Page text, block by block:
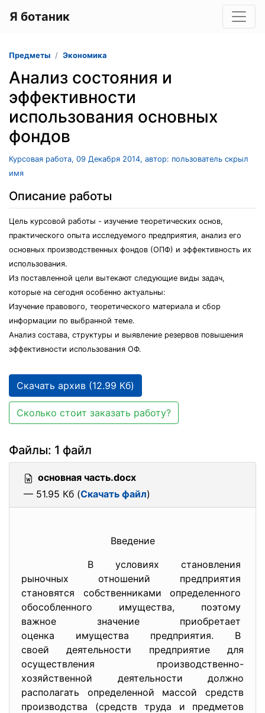
Я ботаник
Предметы Экономика
Анализ состояния и
эффективности
использования основных
фондов
Курсовая работа, 09 Декабря 2014, автор: пользователь скрыл
имя
Описание работы
Цель курсовой работы - изучение теоретических основ,
практического опыта исследуемого предприятия, анализ его
основных производственных фондов (ОПФ) и эффективность их
использования.
Из поставленной цели вытекают следующие виды задач,
которые на сегодня особенно актуальны:
Изучение правового, теоретического материала и сбор
информации по выбранной теме.
Анализ состава, структуры и выявление резервов повышения
эффективности использования ОФ.
Скачать архив (12.99 Кб)
Сколько стоит заказать работу?
Файлы: 1 файл
основная часть.docx
— 51.95 Кб (Скачать файл)
Введение
В условиях становления
рыночных отношений предприятия
становятся собственниками определенного
обособленного имущества, поэтому
важное значение приобретает
оценка имущества предприятия. В
своей деятельности предприятие для
осуществления производственно-
хозяйственной деятельности должно
располагать определенной массой средств
производства (средств труда и предметов